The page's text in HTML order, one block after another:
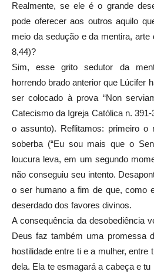
Realmente, se ele é o grande
pode oferecer aos outros aquilo
meio da sedução e da mentira,
8,44)?
Sim, esse grito sedutor da
horrendo brado anterior que Lúcifer
ser colocado à prova “Non
Catecismo da Igreja Católica n.
o assunto). Reflitamos: primeiro o
soberba (“Eu sou mais que o
loucura leva, em um segundo
não conseguiu seu intento.
o ser humano a fim de que, como
deserdado dos favores divinos.
A consequência da desobediência
Deus faz também uma promessa
hostilidade entre ti e a mulher, entre
dela. Ela te esmagará a cabeça e tu